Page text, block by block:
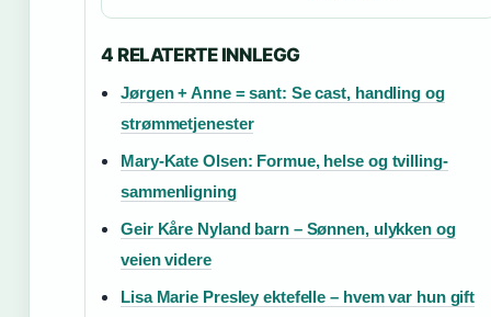
4 RELATERTE INNLEGG
Jørgen + Anne = sant: Se cast, handling og
strømmetjenester
Mary-Kate Olsen: Formue, helse og tvilling-
sammenligning
Geir Kåre Nyland barn – Sønnen, ulykken og
veien videre
Lisa Marie Presley ektefelle – hvem var hun gift